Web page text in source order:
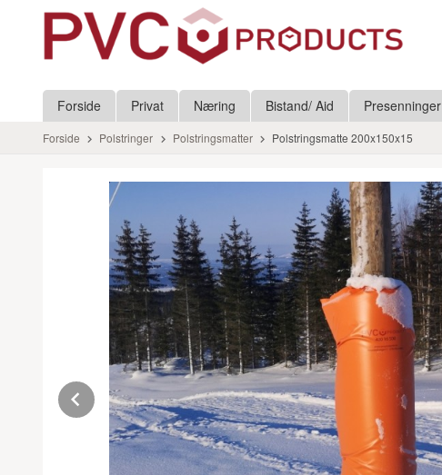
Produkter
Forside Privat Næring Bistand/ Aid Presenninger
Forside Polstringer Polstringsmatter Polstringsmatte 200x150x15
Prev